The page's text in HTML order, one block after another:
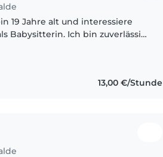
19 Jahre alt und interessiere
Babysitterin. Ich bin zuverlässig,
13,00 €/Stunde